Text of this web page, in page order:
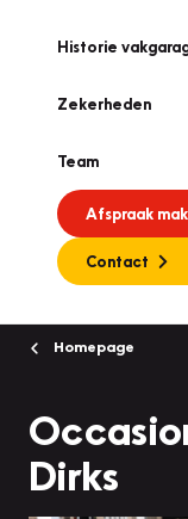
Historie
Zekerheden
Team
Afspraak
Contact
Homepage
Dirks